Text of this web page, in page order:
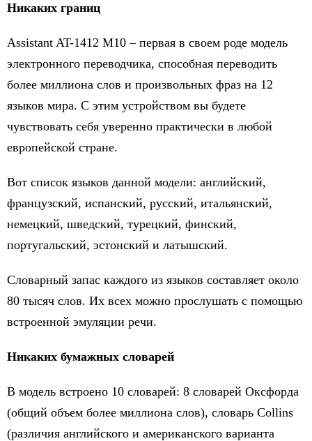
Никаких границ
Assistant AT-1412 M10 – первая в своем роде модель
электронного переводчика, способная переводить
более миллиона слов и произвольных фраз на 12
языков мира. С этим устройством вы будете
чувствовать себя уверенно практически в любой
европейской стране.
Вот список языков данной модели: английский,
французский, испанский, русский, итальянский,
немецкий, шведский, турецкий, финский,
португальский, эстонский и латышский.
Словарный запас каждого из языков составляет около
80 тысяч слов. Их всех можно прослушать с помощью
встроенной эмуляции речи.
Никаких бумажных словарей
В модель встроено 10 словарей: 8 словарей Оксфорда
(общий объем более миллиона слов), словарь Collins
(различия английского и американского варианта